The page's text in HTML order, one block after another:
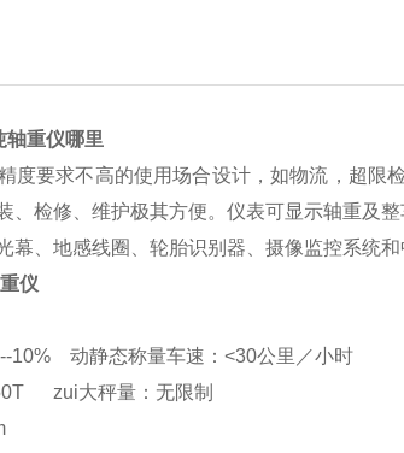
轴重仪哪里
度要求不高的使用场合设计，如物流，超限
、检修、维护极其方便。仪表可显示轴重及整
幕、地感线圈、轮胎识别器、摄像监控系统
仪
10% 动静态称量车速：<30公里／小时
zui大秤量：无限制